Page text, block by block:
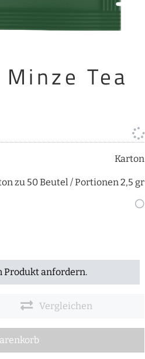
Tea
Karton
zu 50 Beutel / Portionen 2,5 gr
Produkt anfordern.
Vergleichen